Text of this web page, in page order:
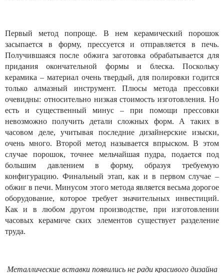
Первый метод попроще. В нем керамический порошок
засыпается в форму, прессуется и отправляется в печь.
Получившаяся после обжига заготовка обрабатывается для
придания окончательной формы и блеска. Поскольку
керамика – материал очень твердый, для полировки годится
только алмазный инструмент. Плюсы метода прессовки
очевидны: относительно низкая стоимость изготовления. Но
есть и существенный минус – при помощи прессовки
невозможно получить детали сложных форм. А таких в
часовом деле, учитывая последние дизайнерские изыски,
очень много. Второй метод называется впрыском. В этом
случае порошок, точнее мельчайшая пудра, подается под
большим давлением в форму, образуя требуемую
конфигурацию. Финальный этап, как и в первом случае –
обжиг в печи. Минусом этого метода является весьма дорогое
оборудование, которое требует значительных инвестиций.
Как и в любом другом производстве, при изготовлении
часовых керамиче ских элементов существует разделение
труда.
Металлические вставки появились не ради красивого дизайна